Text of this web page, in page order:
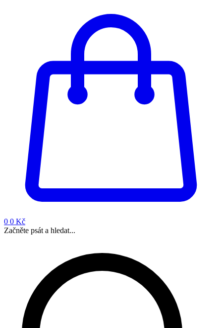
0 0 Kč
Začněte psát a hledat...